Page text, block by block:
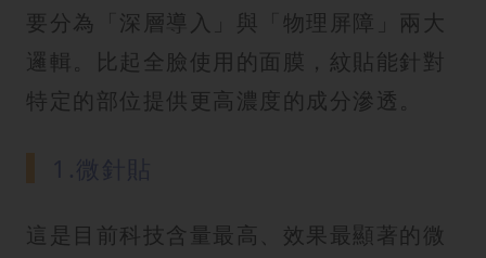
要分為「深層導入」與「物理屏障」兩大
邏輯。比起全臉使用的面膜，紋貼能針對
特定的部位提供更高濃度的成分滲透。
這是目前科技含量最高、效果最顯著的微